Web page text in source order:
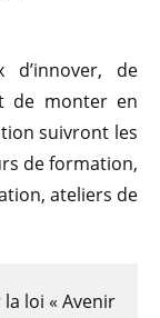
d’innover, de
de monter en
suivront les
de formation,
ateliers de
loi « Avenir